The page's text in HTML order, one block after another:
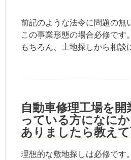
前記のような法令に問題の無
この事業形態の場合必修です。
もちろん、土地探しから相談
自動車修理工場を
っている方になに
ありましたら教えて
理想的な敷地探しは必修です